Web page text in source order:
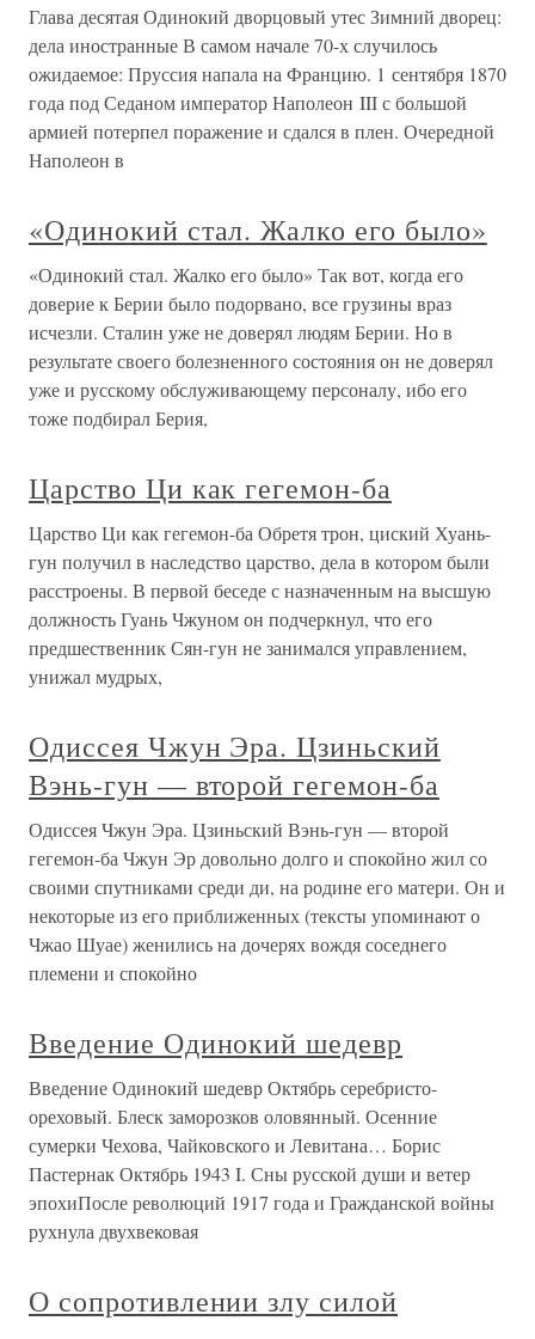
Глава десятая Одинокий дворцовый утес Зимний дворец:
дела иностранные В самом начале 70-х случилось
ожидаемое: Пруссия напала на Францию. 1 сентября 1870
года под Седаном император Наполеон III с большой
армией потерпел поражение и сдался в плен. Очередной
Наполеон в
«Одинокий стал. Жалко его было»
«Одинокий стал. Жалко его было» Так вот, когда его
доверие к Берии было подорвано, все грузины враз
исчезли. Сталин уже не доверял людям Берии. Но в
результате своего болезненного состояния он не доверял
уже и русскому обслуживающему персоналу, ибо его
тоже подбирал Берия,
Царство Ци как гегемон-ба
Царство Ци как гегемон-ба Обретя трон, циский Хуань-
гун получил в наследство царство, дела в котором были
расстроены. В первой беседе с назначенным на высшую
должность Гуань Чжуном он подчеркнул, что его
предшественник Сян-гун не занимался управлением,
унижал мудрых,
Одиссея Чжун Эра. Цзиньский
Вэнь-гун — второй гегемон-ба
Одиссея Чжун Эра. Цзиньский Вэнь-гун — второй
гегемон-ба Чжун Эр довольно долго и спокойно жил со
своими спутниками среди ди, на родине его матери. Он и
некоторые из его приближенных (тексты упоминают о
Чжао Шуае) женились на дочерях вождя соседнего
племени и спокойно
Введение Одинокий шедевр
Введение Одинокий шедевр Октябрь серебристо-
ореховый. Блеск заморозков оловянный. Осенние
сумерки Чехова, Чайковского и Левитана… Борис
Пастернак Октябрь 1943 I. Сны русской души и ветер
эпохиПосле революций 1917 года и Гражданской войны
рухнула двухвековая
О сопротивлении злу силой